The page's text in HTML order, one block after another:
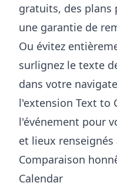
gratuits, des plans
une garantie de
Ou évitez
surlignez le texte
dans votre
l'extension Text to
l'événement pour
et lieux
Comparaison
Calendar